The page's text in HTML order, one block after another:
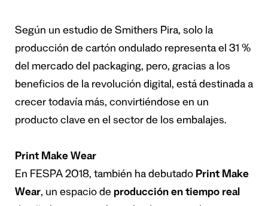
Según un estudio de Smithers Pira, solo la
producción de cartón ondulado representa el 31 %
del mercado del packaging, pero, gracias a los
beneficios de la revolución digital, está destinada a
crecer todavía más, convirtiéndose en un
producto clave en el sector de los embalajes.
Print Make Wear
En FESPA 2018, también ha debutado Print Make
Wear, un espacio de producción en tiempo real